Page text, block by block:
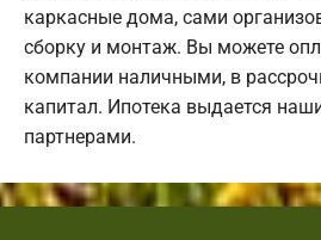
каркасные дома, сами
сборку и монтаж. Вы можете
компании наличными, в
капитал. Ипотека выдается
партнерами.